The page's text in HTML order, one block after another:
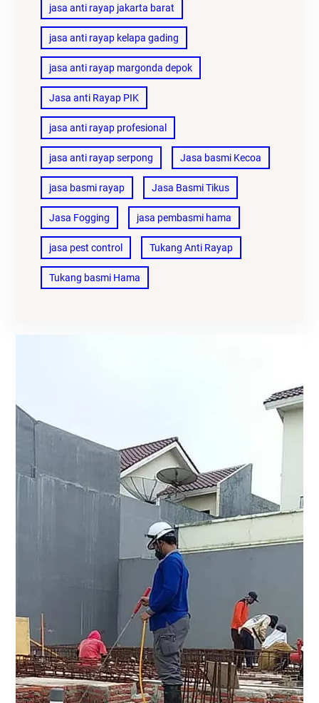
jasa anti rayap jakarta barat
jasa anti rayap kelapa gading
jasa anti rayap margonda depok
Jasa anti Rayap PIK
jasa anti rayap profesional
jasa anti rayap serpong Jasa basmi Kecoa
jasa basmi rayap Jasa Basmi Tikus
Jasa Fogging jasa pembasmi hama
jasa pest control Tukang Anti Rayap
Tukang basmi Hama